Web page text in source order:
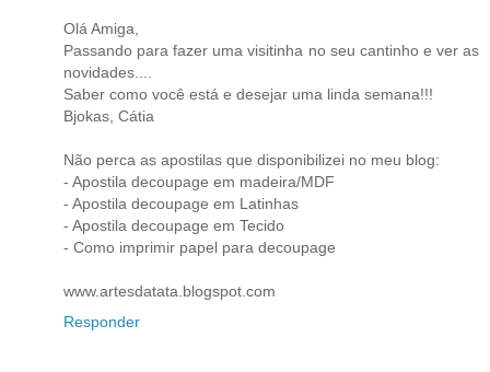
Olá Amiga,
Passando para fazer uma visitinha no seu cantinho e ver as
novidades....
Saber como você está e desejar uma linda semana!!!
Bjokas, Cátia
Não perca as apostilas que disponibilizei no meu blog:
- Apostila decoupage em madeira/MDF
- Apostila decoupage em Latinhas
- Apostila decoupage em Tecido
- Como imprimir papel para decoupage
www.artesdatata.blogspot.com
Responder